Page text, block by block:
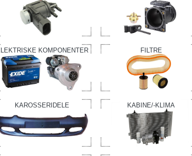
KOMPONENTER FILTRE
KAROSSERIDELE KABINE/-KLIMA